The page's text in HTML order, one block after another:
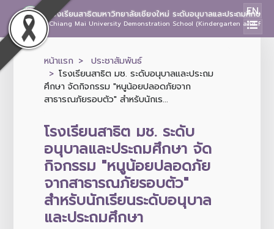
โรงเรียนสาธิตมหาวิทยาลัยเชียงใหม่ ระดับอนุบาลและประถมศึกษา
Chiang Mai University Demonstration School (Kindergarten and
EN
หน้าแรก
ประชาสัมพันธ์
โรงเรียนสาธิต มช. ระดับอนุบาลและประถม
ศึกษา จัดกิจกรรม "หนูน้อยปลอดภัยจาก
สาธารณภัยรอบตัว" สำหรับนักเร...
โรงเรียนสาธิต มช. ระดับ
อนุบาลและประถมศึกษา จัด
กิจกรรม "หนูน้อยปลอดภัย
จากสาธารณภัยรอบตัว"
สำหรับนักเรียนระดับอนุบาล
และประถมศึกษา